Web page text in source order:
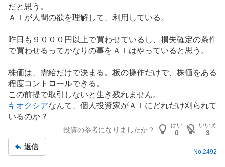
だと思う。
ＡＩが人間の欲を理解して、利用している。
昨日も９０００円以上で買わせているし、損失確定の条件
で買わせるってかなりの事をＡＩはやっていると思う。
株価は、需給だけで決まる。板の操作だけで、株価をある
程度コントロールできる。
この前提で取引しないと生き残れません。
キオクシアなんて、個人投資家がＡＩにどれだけ刈られて
いるのか？
投資の参考になりましたか？
はい
0
いいえ
3
返信
No.2492